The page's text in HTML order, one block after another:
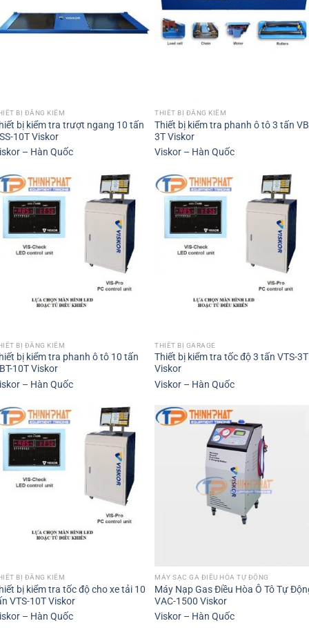
BỊ ĐĂNG KIỂM
bị kiểm tra trượt ngang 10 tấn
10T Viskor
– Hàn Quốc
THIẾT BỊ ĐĂNG KIỂM
Thiết bị kiểm tra phanh ô tô 3 tấn
3T Viskor
Viskor – Hàn Quốc
BỊ ĐĂNG KIỂM
bị kiểm tra phanh ô tô 10 tấn
10T Viskor
– Hàn Quốc
THIẾT BỊ GARAGE
Thiết bị kiểm tra tốc độ 3 tấn VTS-3T
Viskor
Viskor – Hàn Quốc
BỊ ĐĂNG KIỂM
bị kiểm tra tốc độ cho xe tải 10
VTS-10T Viskor
– Hàn Quốc
MÁY SẠC GA ĐIỀU HÒA TỰ ĐỘNG
Máy Nạp Gas Điều Hòa Ô Tô Tự
VAC-1500 Viskor
Viskor – Hàn Quốc